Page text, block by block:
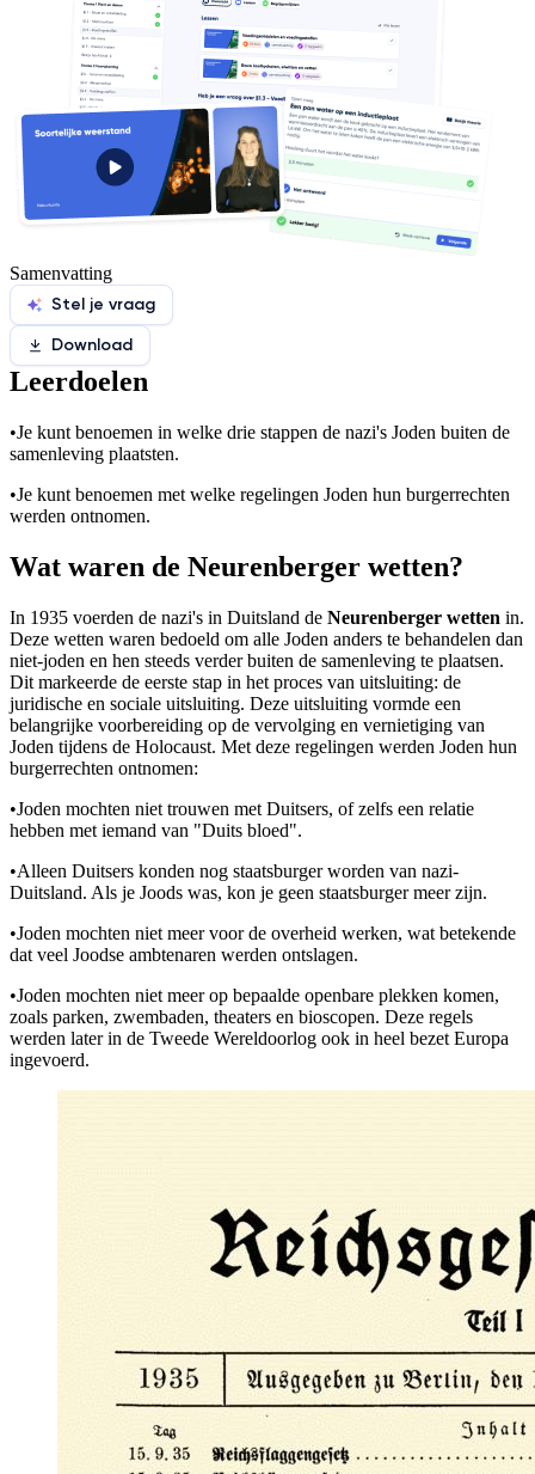
Samenvatting
Stel je vraag
Download
Leerdoelen
•Je kunt benoemen in welke drie stappen de nazi's Joden buiten de
samenleving plaatsten.
•Je kunt benoemen met welke regelingen Joden hun burgerrechten
werden ontnomen.
Wat waren de Neurenberger wetten?
In 1935 voerden de nazi's in Duitsland de Neurenberger wetten in.
Deze wetten waren bedoeld om alle Joden anders te behandelen dan
niet-joden en hen steeds verder buiten de samenleving te plaatsen.
Dit markeerde de eerste stap in het proces van uitsluiting: de
juridische en sociale uitsluiting. Deze uitsluiting vormde een
belangrijke voorbereiding op de vervolging en vernietiging van
Joden tijdens de Holocaust. Met deze regelingen werden Joden hun
burgerrechten ontnomen:
•Joden mochten niet trouwen met Duitsers, of zelfs een relatie
hebben met iemand van "Duits bloed".
•Alleen Duitsers konden nog staatsburger worden van nazi-
Duitsland. Als je Joods was, kon je geen staatsburger meer zijn.
•Joden mochten niet meer voor de overheid werken, wat betekende
dat veel Joodse ambtenaren werden ontslagen.
•Joden mochten niet meer op bepaalde openbare plekken komen,
zoals parken, zwembaden, theaters en bioscopen. Deze regels
werden later in de Tweede Wereldoorlog ook in heel bezet Europa
ingevoerd.